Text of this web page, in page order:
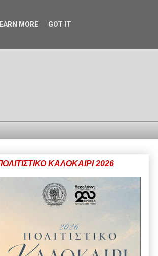
ΚΑΛΟΚΑΙΡΙ 2026
MORE GOT IT